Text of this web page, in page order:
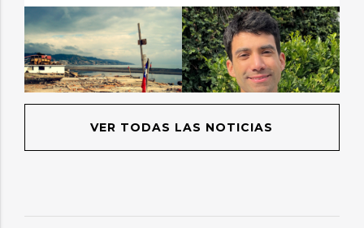
VER TODAS LAS NOTICIAS